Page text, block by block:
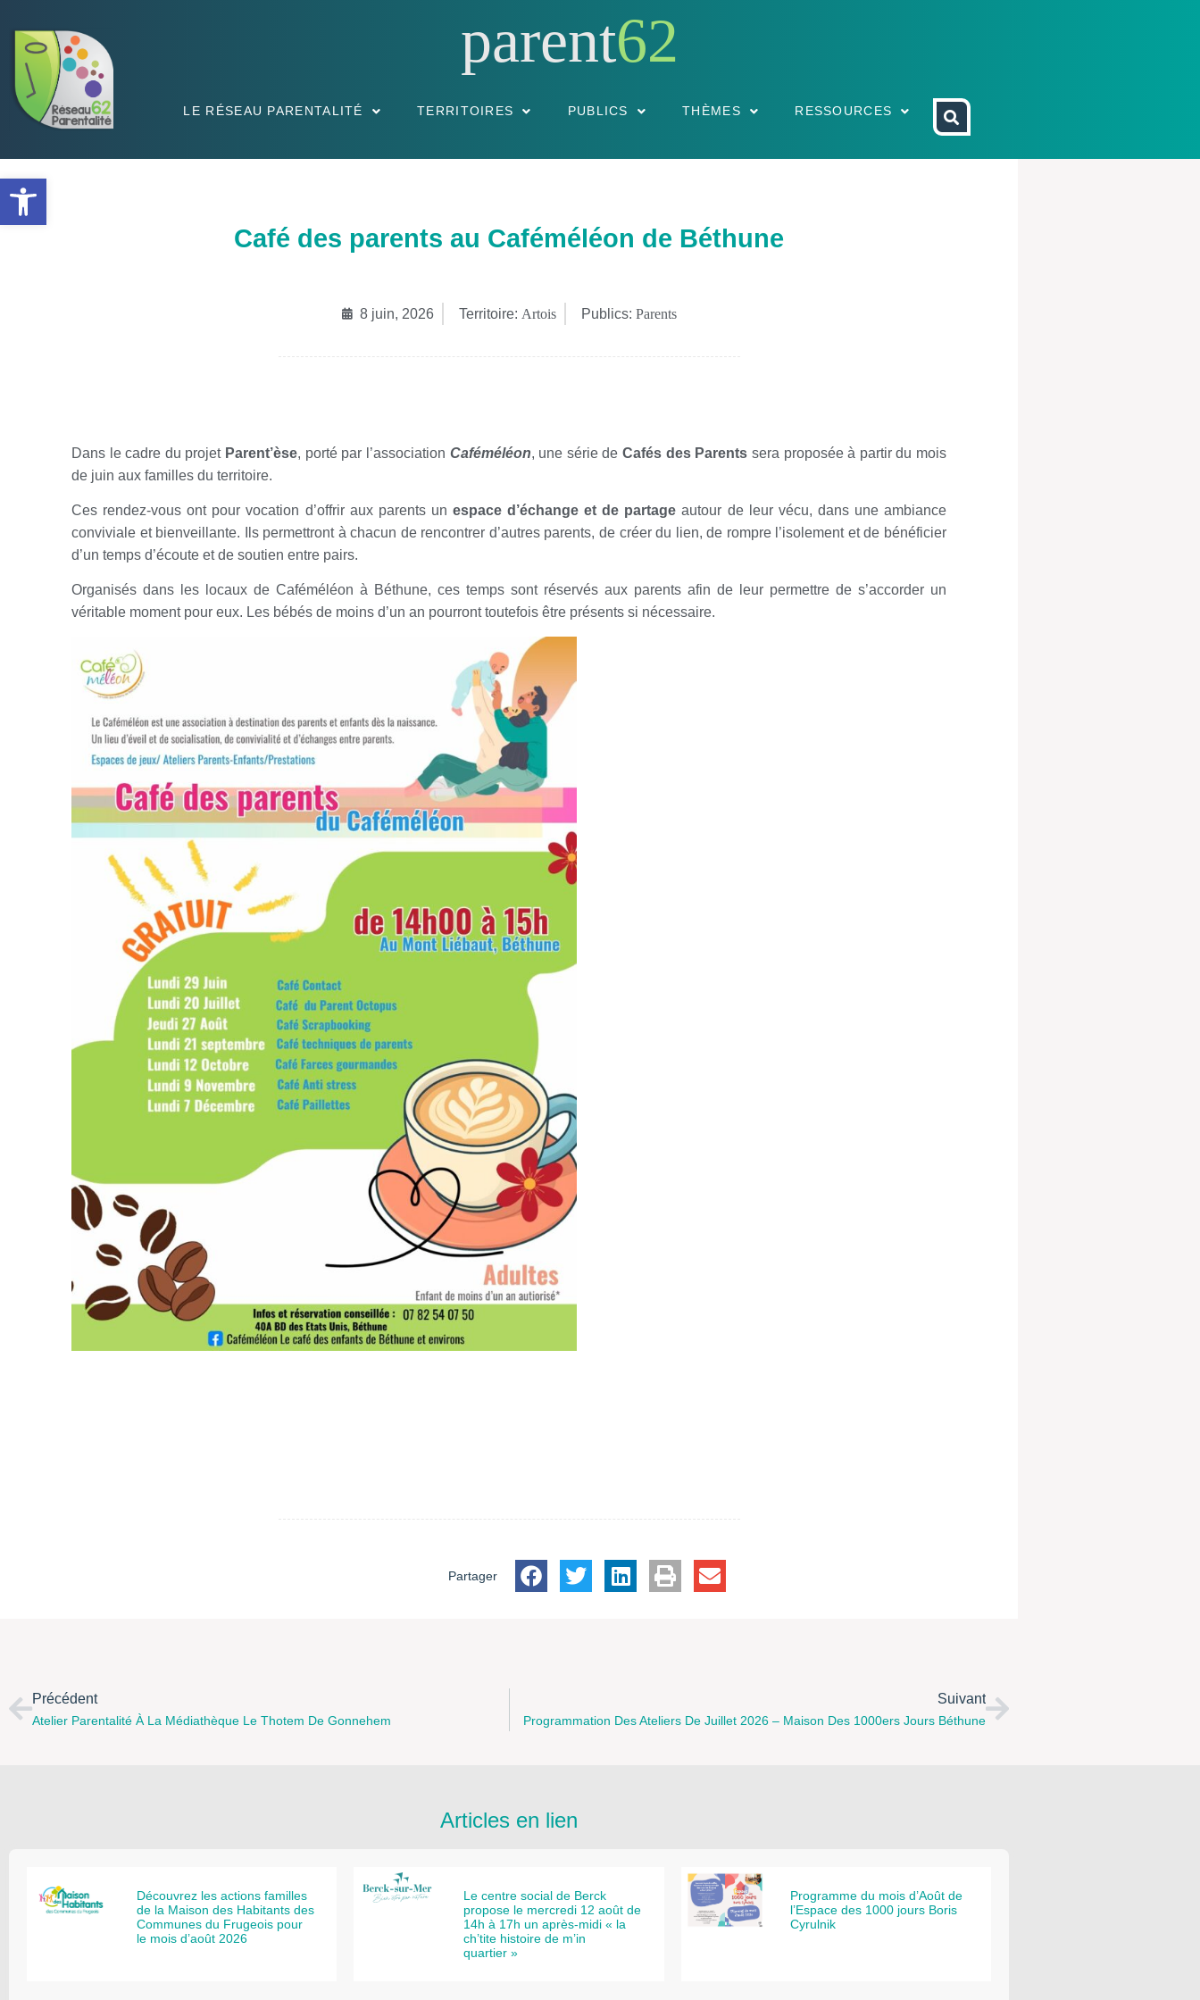
Ouvrir la barre d’outils
parent62
LE RÉSEAU PARENTALITÉ TERRITOIRES PUBLICS THÈMES RESSOURCES
Café des parents au Caféméléon de Béthune
8 juin, 2026 Territoire: Artois Publics: Parents
Dans le cadre du projet Parent’èse, porté par l’association Caféméléon, une série deCafés des Parents sera proposée à partir du mois
de juin aux familles du territoire.
Ces rendez-vous ont pour vocation d’offrir aux parents un espace d’échange et de partage autour de leur vécu, dans une ambiance
conviviale et bienveillante. Ils permettront à chacun de rencontrer d’autres parents, de créer du lien, de rompre l’isolement et de bénéficier
d’un temps d’écoute et de soutien entre pairs.
Organisés dans les locaux de Caféméléon à Béthune, ces temps sont réservés aux parents afin de leur permettre de s’accorder un
véritable moment pour eux. Les bébés de moins d’un an pourront toutefois être présents si nécessaire.
Partager
Précédent
Atelier Parentalité À La Médiathèque Le Thotem De Gonnehem
Suivant
Programmation Des Ateliers De Juillet 2026 – Maison Des 1000ers Jours Béthune
Articles en lien
Découvrez les actions familles
de la Maison des Habitants des
Communes du Frugeois pour
le mois d’août 2026
Le centre social de Berck
propose le mercredi 12 août de
14h à 17h un après-midi « la
ch’tite histoire de m’in
quartier »
Programme du mois d’Août de
l’Espace des 1000 jours Boris
Cyrulnik